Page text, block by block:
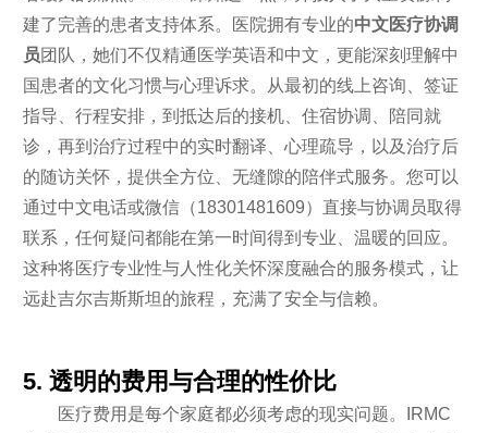
建了完善的患者支持体系。医院拥有专业的中文医疗协调
员团队，她们不仅精通医学英语和中文，更能深刻理解中
国患者的文化习惯与心理诉求。从最初的线上咨询、签证
指导、行程安排，到抵达后的接机、住宿协调、陪同就
诊，再到治疗过程中的实时翻译、心理疏导，以及治疗后
的随访关怀，提供全方位、无缝隙的陪伴式服务。您可以
通过中文电话或微信（18301481609）直接与协调员取得
联系，任何疑问都能在第一时间得到专业、温暖的回应。
这种将医疗专业性与人性化关怀深度融合的服务模式，让
远赴吉尔吉斯斯坦的旅程，充满了安全与信赖。
5. 透明的费用与合理的性价比
医疗费用是每个家庭都必须考虑的现实问题。IRMC